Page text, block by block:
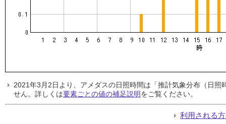
2021年3月2日より、アメダスの日照時間は「推計気象分布（日
せん。詳しくは要素ごとの値の補足説明をご覧ください。
利用される